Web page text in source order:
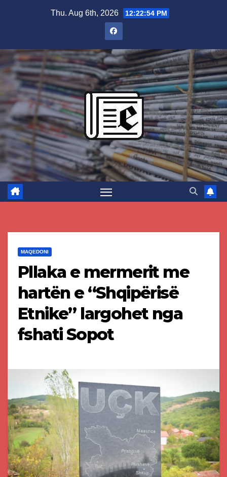
Thu. Aug 6th, 2026 12:22:55 PM
MAQEDONI
Pllaka e mermerit me
hartën e “Shqipërisë
Etnike” largohet nga
fshati Sopot